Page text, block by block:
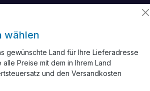
wählen
gewünschte Land für Ihre Lieferadresse
Preise mit dem in Ihrem Land
und den Versandkosten